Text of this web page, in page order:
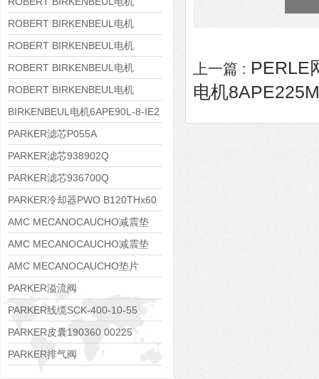
8APE160L-4-IE3
ROBERT BIRKENBEUL电机
8APE112M-6K-IE3
ROBERT BIRKENBEUL电机
8APE100L-2 IE3
ROBERT BIRKENBEUL电机
8APE90S-4 IE3
ROBERT BIRKENBEUL电机
8APE80M-2K-IE3
BIRKENBEUL电机6APE90L-8-IE2
PARKER滤芯P055A
PARKER滤芯938902Q
PARKER滤芯936700Q
PARKER冷却器PWO B120THx60
AMC MECANOCAUCHO减震垫
138552
AMC MECANOCAUCHO减震垫
138551
AMC MECANOCAUCHO垫片
608074
PARKER溢流阀
RE06M35W2N1KWXG087
PARKER线缆SCK-400-10-55
PARKER皮囊190360 00225
PARKER排气阀
上一篇 : PERLE
电机